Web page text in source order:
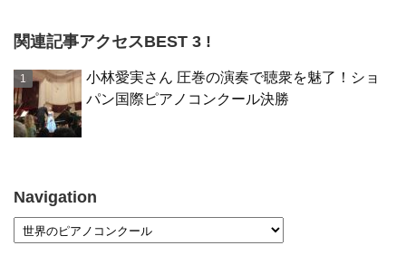
関連記事アクセスBEST 3 !
小林愛実さん 圧巻の演奏で聴衆を魅了！ショ
パン国際ピアノコンクール決勝
Navigation